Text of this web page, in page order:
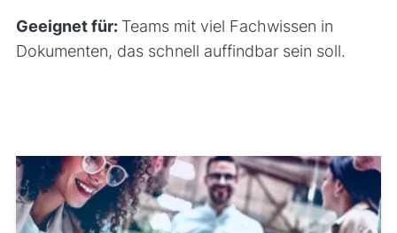
Geeignet für: Teams mit viel Fachwissen in
Dokumenten, das schnell auffindbar sein soll.